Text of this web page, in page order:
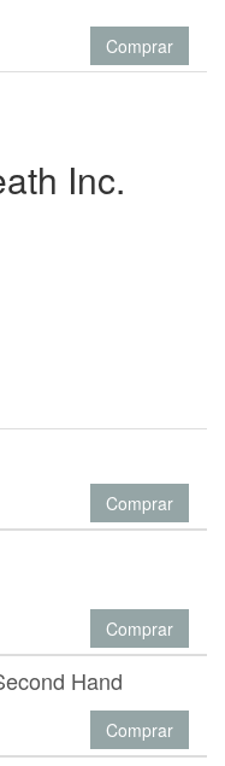
Comprar
Inc.
Comprar
Comprar
Hand
Comprar